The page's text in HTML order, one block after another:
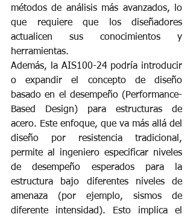
métodos de análisis más avanzados, lo
que requiere que los diseñadores
actualicen sus conocimientos y
herramientas.
Además, la AIS100-24 podría introducir
o expandir el concepto de diseño
basado en el desempeño (Performance-
Based Design) para estructuras de
acero. Este enfoque, que va más allá del
diseño por resistencia tradicional,
permite al ingeniero especificar niveles
de desempeño esperados para la
estructura bajo diferentes niveles de
amenaza (por ejemplo, sismos de
diferente intensidad). Esto implica el